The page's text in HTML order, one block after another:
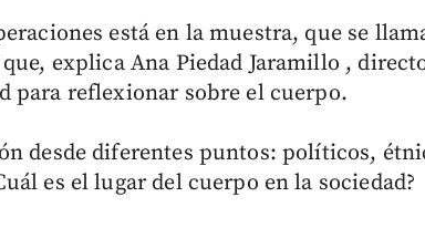
está en la muestra, que se
explica Ana Piedad Jaramillo ,
para reflexionar sobre el cuerpo.
desde diferentes puntos: políticos,
es el lugar del cuerpo en la sociedad?